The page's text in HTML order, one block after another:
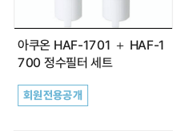
아쿠온 HAF-1701 ＋ HAF-1
700 정수필터 세트
회원전용공개